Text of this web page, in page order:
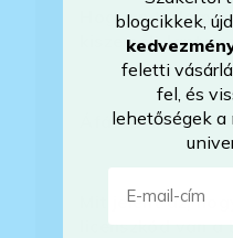
Hogyan tudom
kiszemelt
Áfás számlát
Mit jelent az,
licenszkód van a
blogcikkek,
feletti
fel, és
lehetőségek